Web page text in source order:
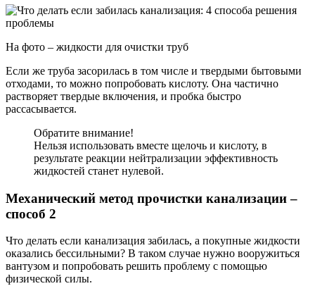
На фото – жидкости для очистки труб
Если же труба засорилась в том числе и твердыми бытовыми
отходами, то можно попробовать кислоту. Она частично
растворяет твердые включения, и пробка быстро
рассасывается.
Обратите внимание!
Нельзя использовать вместе щелочь и кислоту, в
результате реакции нейтрализации эффективность
жидкостей станет нулевой.
Механический метод прочистки канализации –
способ 2
Что делать если канализация забилась, а покупные жидкости
оказались бессильными? В таком случае нужно вооружиться
вантузом и попробовать решить проблему с помощью
физической силы.